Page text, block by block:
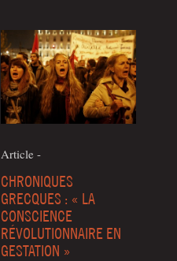
Article -
CHRONIQUES
GRECQUES : « LA
CONSCIENCE
RÉVOLUTIONNAIRE EN
GESTATION »